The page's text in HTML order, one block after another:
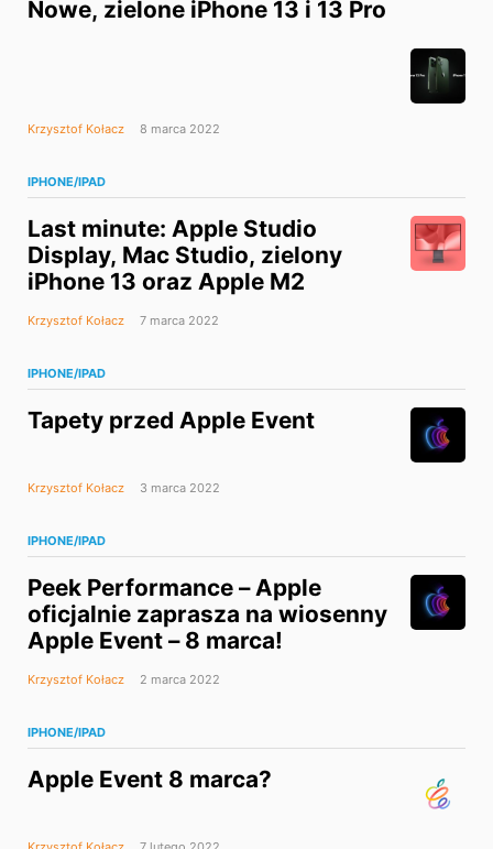
Nowe, zielone iPhone 13 i 13 Pro
Krzysztof Kołacz 8 marca 2022
IPHONE/IPAD
Last minute: Apple Studio
Display, Mac Studio, zielony
iPhone 13 oraz Apple M2
Krzysztof Kołacz 7 marca 2022
IPHONE/IPAD
Tapety przed Apple Event
Krzysztof Kołacz 3 marca 2022
IPHONE/IPAD
Peek Performance – Apple
oficjalnie zaprasza na wiosenny
Apple Event – 8 marca!
Krzysztof Kołacz 2 marca 2022
IPHONE/IPAD
Apple Event 8 marca?